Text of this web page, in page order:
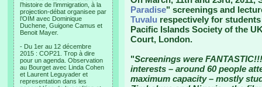
l’histoire de l’immigration, à la
projection-débat organisee par
l’OIM avec Dominique
Duchene, Guigone Camus et
Benoit Mayer.
- Du 1er au 12 décembre
2015 : COP21. Trop à dire
pour un agenda. Observation
au Bourget avec Linda Cohen
et Laurent Leguyader et
representation dans les
Paradise" screenings and
Tuvalu respectively for
Pacific Islands Society of the
Court, London.
"Screenings were
interests – around 60 people
maximum capacity – mostly